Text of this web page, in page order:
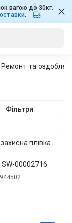
вагою до 30кг.
.
Ремонт та
Фільтри
плівка
00002716